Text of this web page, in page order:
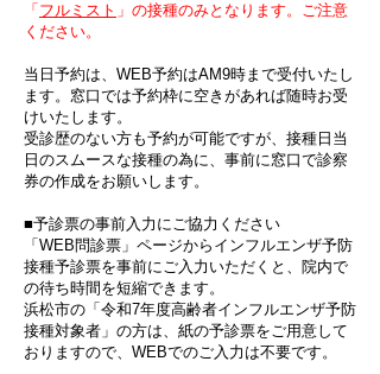
「 フルミスト 」の接種のみとなります。ご注意
ください。
​当日予約は、WEB予約はAM9時まで受付いたし
ます。窓口では予約枠に空きがあれば随時お受
けいたします。
受診歴のない方も予約が可能ですが、接種日当
日のスムースな接種の為に、事前に窓口で診察
券の作成をお願いします。
■予診票の事前入力にご協力ください
「WEB問診票」ページからインフルエンザ予防
接種予診票を事前にご入力いただくと、院内で
の待ち時間を短縮できます。
​浜松市の「令和7年度高齢者インフルエンザ予防
接種対象者」の方は、紙の予診票をご用意して
おりますので、WEBでのご入力は不要です。